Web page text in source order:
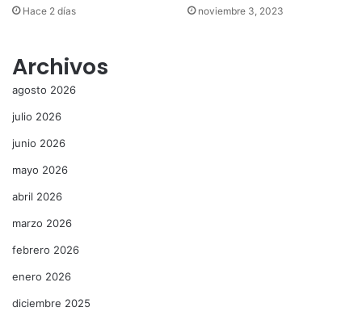
Hace 2 días noviembre 3, 2023
Archivos
agosto 2026
julio 2026
junio 2026
mayo 2026
abril 2026
marzo 2026
febrero 2026
enero 2026
diciembre 2025